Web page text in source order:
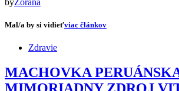
Mal/a by si vidieťviac článkov
Zdravie
MACHOVKA